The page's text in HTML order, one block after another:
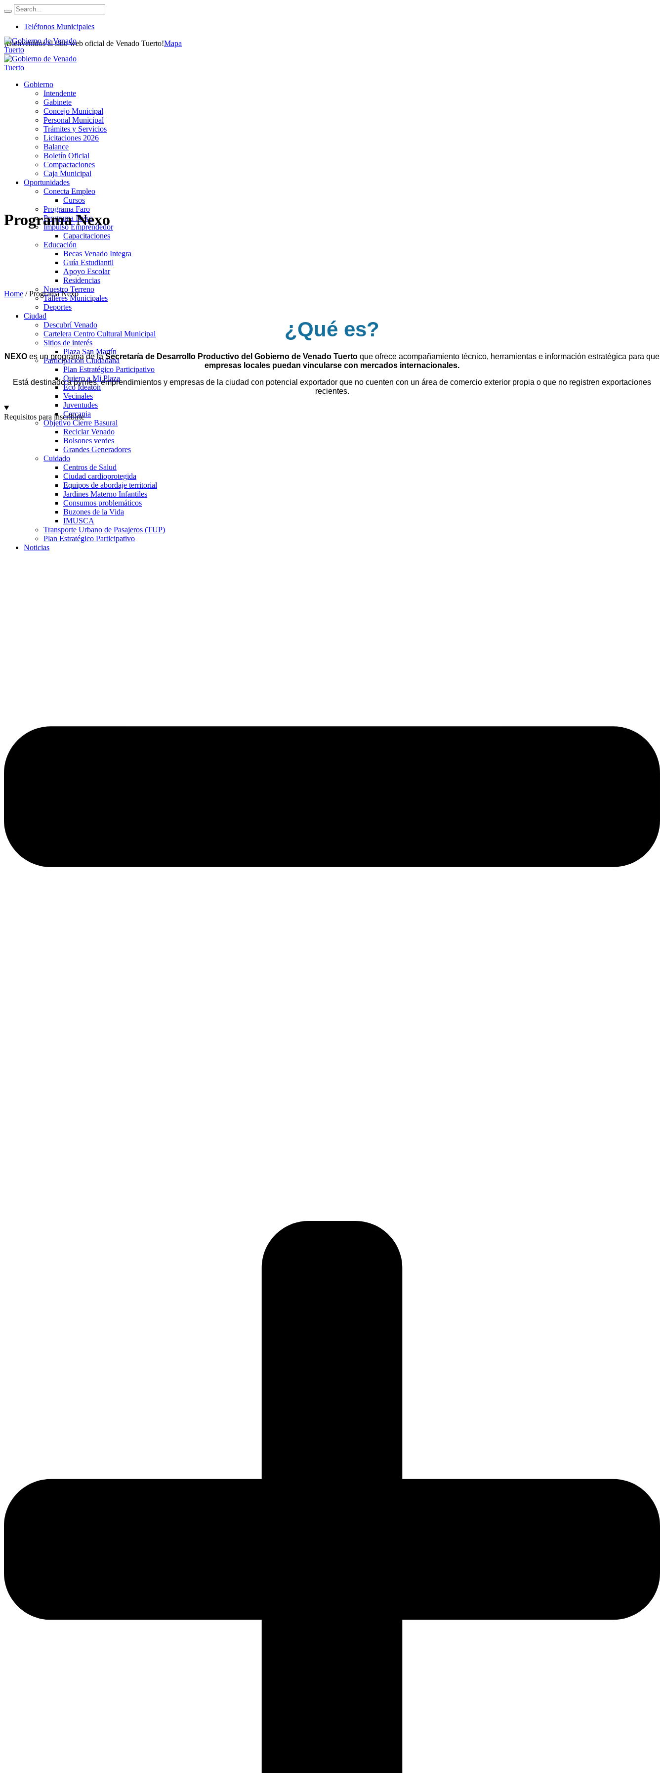
Teléfonos Municipales
¡Bienvenidos al sitio web oficial de Venado Tuerto!Mapa
Gobierno
Intendente
Gabinete
Concejo Municipal
Personal Municipal
Trámites y Servicios
Licitaciones 2026
Balance
Boletín Oficial
Compactaciones
Caja Municipal
Oportunidades
Conecta Empleo
Cursos
Programa Faro
Programa Nexo
Impulso Emprendedor
Capacitaciones
Educación
Becas Venado Integra
Guía Estudiantil
Apoyo Escolar
Residencias
Nuestro Terreno
Talleres Municipales
Deportes
Ciudad
Descubrí Venado
Cartelera Centro Cultural Municipal
Sitios de interés
Plaza San Martín
Participación Ciudadana
Plan Estratégico Participativo
Quiero a Mi Plaza
Eco Ideatón
Vecinales
Juventudes
Cercania
Objetivo Cierre Basural
Reciclar Venado
Bolsones verdes
Grandes Generadores
Cuidado
Centros de Salud
Ciudad cardioprotegida
Equipos de abordaje territorial
Jardines Materno Infantiles
Consumos problemáticos
Buzones de la Vida
IMUSCA
Transporte Urbano de Pasajeros (TUP)
Plan Estratégico Participativo
Noticias
Programa Nexo
Home /Programa Nexo
¿Qué es?
NEXO es un programa de laSecretaría de Desarrollo Productivo del Gobierno de Venado Tuerto que ofrece acompañamiento técnico, herramientas e información estratégica para que
empresas locales puedan vincularse con mercados internacionales.
Está destinado a pymes, emprendimientos y empresas de la ciudad con potencial exportador que no cuenten con un área de comercio exterior propia o que no registren exportaciones
recientes.
Requisitos para inscribirte